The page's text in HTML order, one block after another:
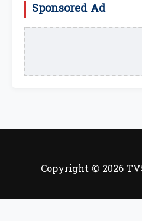
Sponsored Ad
Copyright © 2026